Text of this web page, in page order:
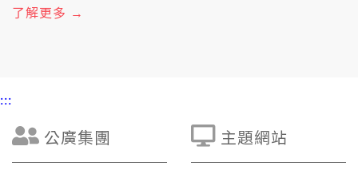
予人關入去烏監牢，佇內底的三頓就是百般折磨、刑
求，上低消費額就是疲勞審訊，這个狀況干焦是白色恐
術造鎮】1945年二戰的時陣，美國的一架P-38的轟炸機
飛來鹽水，開始共遮的樓仔攏垂油，垂了後就按呢放這
个燒夷彈，然後鹽水就差不多燒欲規禮拜，八角樓是少
了解更多 →
:::
公廣集團 主題網站